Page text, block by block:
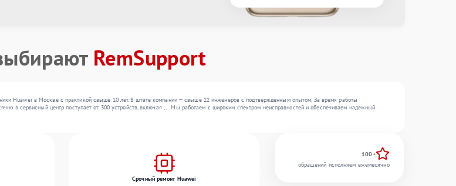
RemSupport
Huawei в Москве с практикой свыше 10 лет. В штате компании — свыше 22 инженеров с подтвержденным опытом. За время работы
в сервисный центр поступает от 300 устройств, включая , , . Мы работаем с широким спектром неисправностей и обеспечиваем надежный
Срочный ремонт Huawei
100+
обращений исполняем ежемесячно